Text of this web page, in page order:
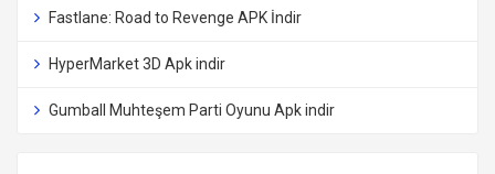
Fastlane: Road to Revenge APK İndir
HyperMarket 3D Apk indir
Gumball Muhteşem Parti Oyunu Apk indir